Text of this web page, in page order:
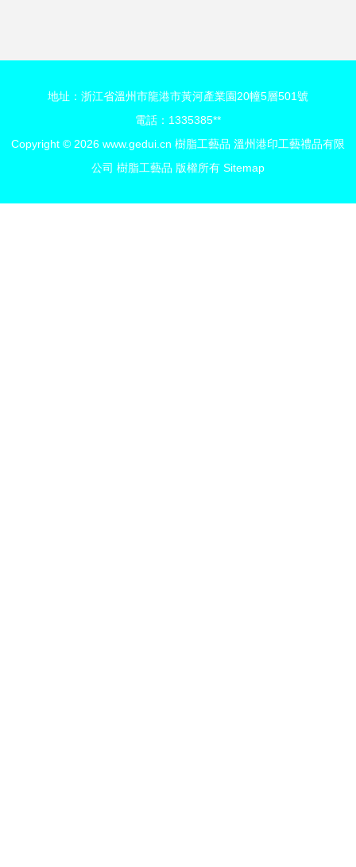
地址：浙江省溫州市龍港市黃河產業園20幢5層501號
電話：1335385**
Copyright © 2026 www.gedui.cn 樹脂工藝品 溫州港印工藝禮品有限
公司 樹脂工藝品 版權所有 Sitemap